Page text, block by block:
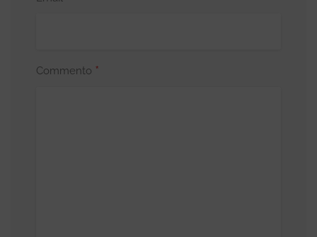
Commento *